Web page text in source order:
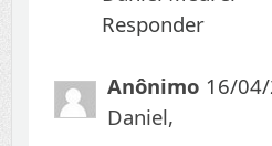
Responder
Anônimo 16/
Daniel,